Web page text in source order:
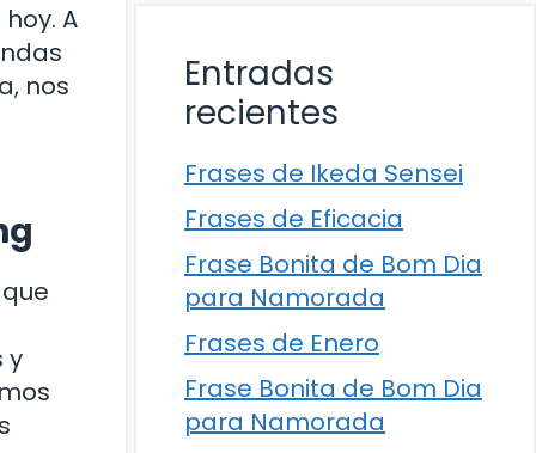
A
nos
y
Entradas
recientes
Frases de Ikeda Sensei
Frases de Eficacia
Frase Bonita de Bom Dia
para Namorada
Frases de Enero
Frase Bonita de Bom Dia
para Namorada